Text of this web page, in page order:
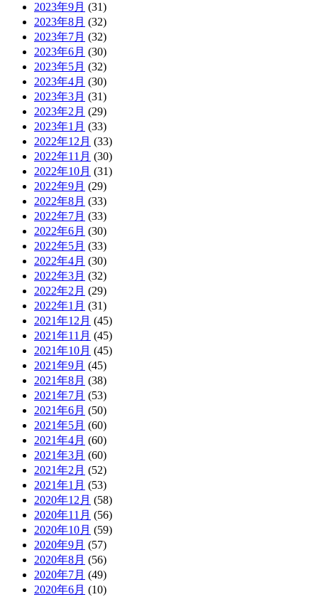
2023年9月 (31)
2023年8月 (32)
2023年7月 (32)
2023年6月 (30)
2023年5月 (32)
2023年4月 (30)
2023年3月 (31)
2023年2月 (29)
2023年1月 (33)
2022年12月 (33)
2022年11月 (30)
2022年10月 (31)
2022年9月 (29)
2022年8月 (33)
2022年7月 (33)
2022年6月 (30)
2022年5月 (33)
2022年4月 (30)
2022年3月 (32)
2022年2月 (29)
2022年1月 (31)
2021年12月 (45)
2021年11月 (45)
2021年10月 (45)
2021年9月 (45)
2021年8月 (38)
2021年7月 (53)
2021年6月 (50)
2021年5月 (60)
2021年4月 (60)
2021年3月 (60)
2021年2月 (52)
2021年1月 (53)
2020年12月 (58)
2020年11月 (56)
2020年10月 (59)
2020年9月 (57)
2020年8月 (56)
2020年7月 (49)
2020年6月 (10)